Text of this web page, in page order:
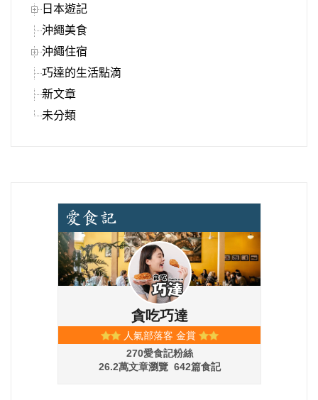
日本遊記
沖繩美食
沖繩住宿
巧達的生活點滴
新文章
未分類